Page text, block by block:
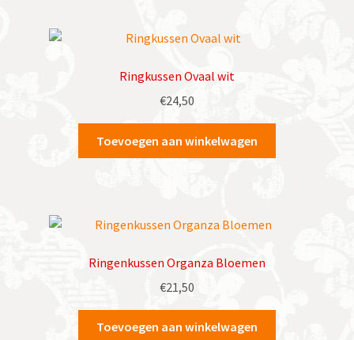
Ringkussen Ovaal wit
€24,50
Toevoegen aan winkelwagen
Ringenkussen Organza Bloemen
€21,50
Toevoegen aan winkelwagen